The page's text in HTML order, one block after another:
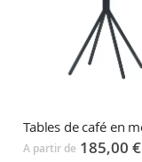
A partir de 185,00 €